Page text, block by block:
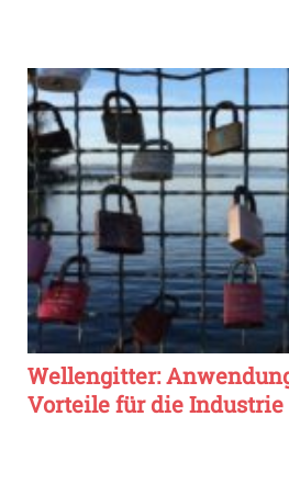
Wellengitter:
Vorteile für die Industrie